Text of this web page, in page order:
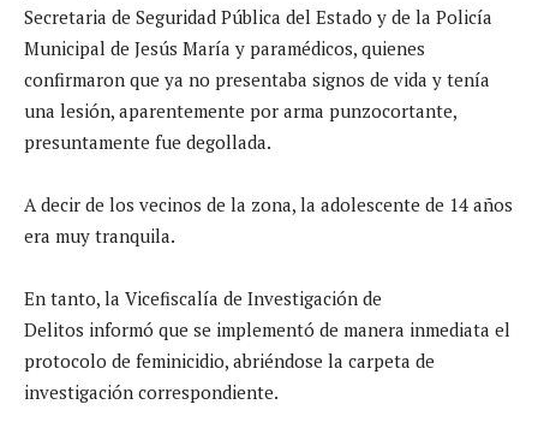
Secretaria de Seguridad Pública del Estado y de la Policía
Municipal de Jesús María y paramédicos, quienes
confirmaron que ya no presentaba signos de vida y tenía
una lesión, aparentemente por arma punzocortante,
presuntamente fue degollada.
A decir de los vecinos de la zona, la adolescente de 14 años
era muy tranquila.
En tanto, la Vicefiscalía de Investigación de
Delitos informó que se implementó de manera inmediata el
protocolo de feminicidio, abriéndose la carpeta de
investigación correspondiente.